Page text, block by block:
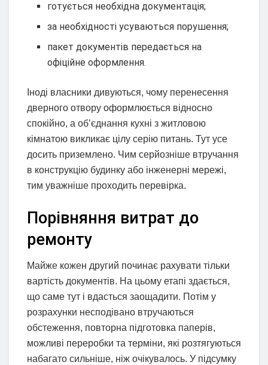
готується необхідна документація;
за необхідності усуваються порушення;
пакет документів передається на
офіційне оформлення.
Іноді власники дивуються, чому перенесення
дверного отвору оформлюється відносно
спокійно, а об’єднання кухні з житловою
кімнатою викликає цілу серію питань. Тут усе
досить приземлено. Чим серйозніше втручання
в конструкцію будинку або інженерні мережі,
тим уважніше проходить перевірка.
Порівняння витрат до
ремонту
Майже кожен другий починає рахувати тільки
вартість документів. На цьому етапі здається,
що саме тут і вдасться заощадити. Потім у
розрахунки несподівано втручаються
обстеження, повторна підготовка паперів,
можливі переробки та терміни, які розтягуються
набагато сильніше, ніж очікувалось. У підсумку